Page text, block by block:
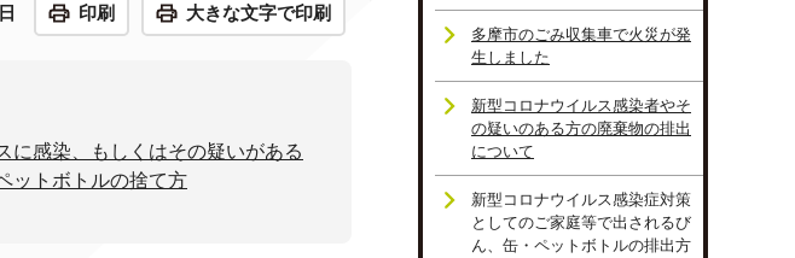
印刷 大きな文字で印刷
に感染、もしくはその疑いがある
ットボトルの捨て方
多摩市のごみ収集車で火災が発
生しました
新型コロナウイルス感染者やそ
の疑いのある方の廃棄物の排出
について
新型コロナウイルス感染症対策
としてのご家庭等で出されるび
ん、缶・ペットボトルの排出方